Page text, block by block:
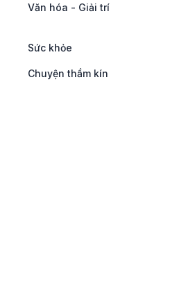
Văn hóa - Giải trí
Sức khỏe
Chuyện thầm kín